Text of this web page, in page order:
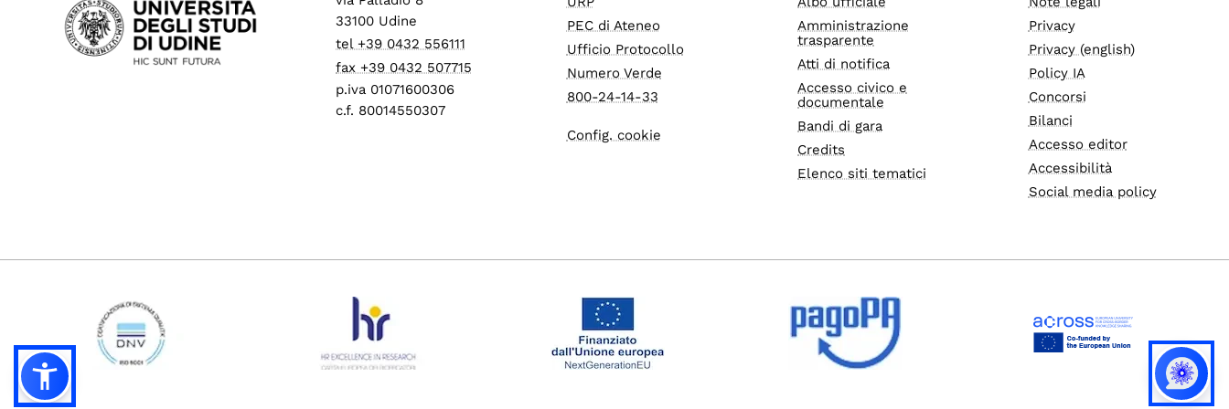
33100 Udine
tel +39 0432 556111
fax +39 0432 507715
p.iva 01071600306
c.f. 80014550307
PEC di Ateneo
Ufficio Protocollo
Numero Verde
800-24-14-33
Config. cookie
Amministrazione
trasparente
Atti di notifica
Accesso civico e
documentale
Bandi di gara
Credits
Elenco siti tematici
Privacy
Privacy (english)
Policy IA
Concorsi
Bilanci
Accesso editor
Accessibilità
Social media policy